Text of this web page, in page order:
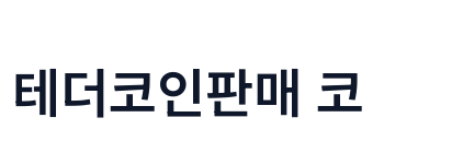
더코인판매 코